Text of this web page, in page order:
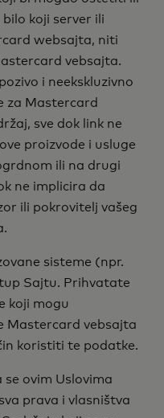
koji server ili
websajta, niti
vebsajta.
i neekskluzivno
za Mastercard
sve dok link ne
proizvode i usluge
ili na drugi
ne implicira da
ili pokrovitelj vašeg
sisteme (npr.
Sajtu. Prihvatate
koji mogu
Mastercard vebsajta
koristiti te podatke.
ovim Uslovima
prava i vlasništva